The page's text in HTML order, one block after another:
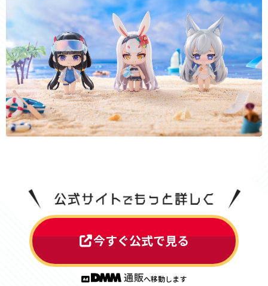
今すぐ公式で見る
へ移動します